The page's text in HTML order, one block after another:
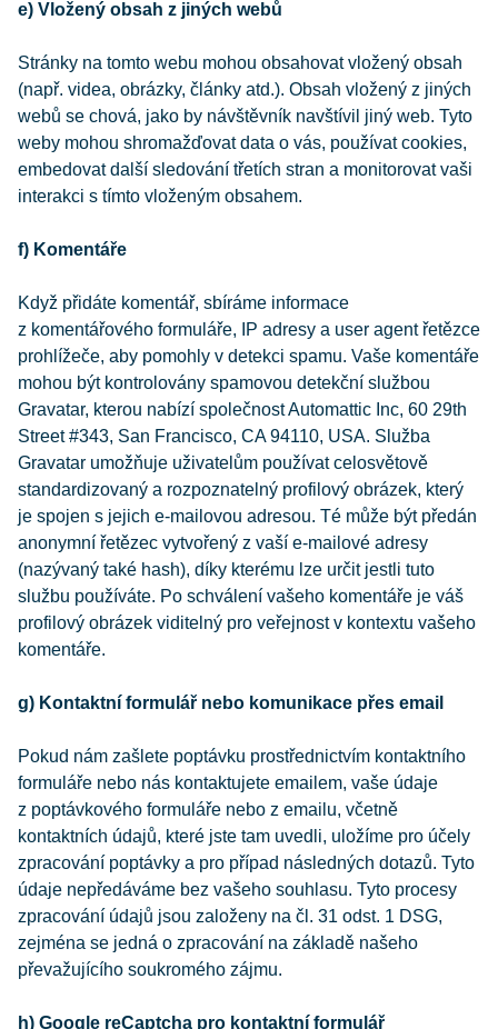
e) Vložený obsah z jiných webů
Stránky na tomto webu mohou obsahovat vložený obsah
(např. videa, obrázky, články atd.). Obsah vložený z jiných
webů se chová, jako by návštěvník navštívil jiný web. Tyto
weby mohou shromažďovat data o vás, používat cookies,
embedovat další sledování třetích stran a monitorovat vaši
interakci s tímto vloženým obsahem.
f) Komentáře
Když přidáte komentář, sbíráme informace
z komentářového formuláře, IP adresy a user agent řetězce
prohlížeče, aby pomohly v detekci spamu. Vaše komentáře
mohou být kontrolovány spamovou detekční službou
Gravatar, kterou nabízí společnost Automattic Inc, 60 29th
Street #343, San Francisco, CA 94110, USA. Služba
Gravatar umožňuje uživatelům používat celosvětově
standardizovaný a rozpoznatelný profilový obrázek, který
je spojen s jejich e-mailovou adresou. Té může být předán
anonymní řetězec vytvořený z vaší e-mailové adresy
(nazývaný také hash), díky kterému lze určit jestli tuto
službu používáte. Po schválení vašeho komentáře je váš
profilový obrázek viditelný pro veřejnost v kontextu vašeho
komentáře.
g) Kontaktní formulář nebo komunikace přes email
Pokud nám zašlete poptávku prostřednictvím kontaktního
formuláře nebo nás kontaktujete emailem, vaše údaje
z poptávkového formuláře nebo z emailu, včetně
kontaktních údajů, které jste tam uvedli, uložíme pro účely
zpracování poptávky a pro případ následných dotazů. Tyto
údaje nepředáváme bez vašeho souhlasu. Tyto procesy
zpracování údajů jsou založeny na čl. 31 odst. 1 DSG,
zejména se jedná o zpracování na základě našeho
převažujícího soukromého zájmu.
h) Google reCaptcha pro kontaktní formulář